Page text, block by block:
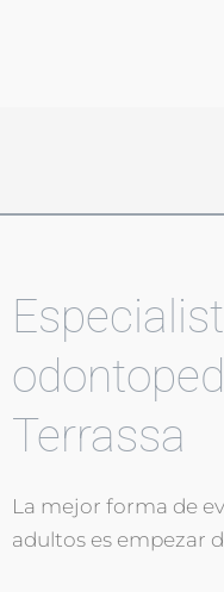
Terrassa
La mejor forma de
adultos es empezar